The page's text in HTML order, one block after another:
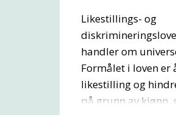
Likestillings- og
handler om
Formålet i loven
likestilling og
på grunn av kjønn,